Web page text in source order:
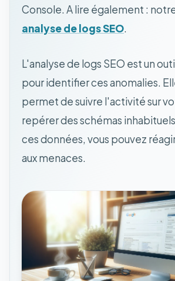
Console. A lire également :
analyse de logs SEO.
L'analyse de logs SEO est un
pour identifier ces anomalies.
permet de suivre l'activité sur
repérer des schémas
ces données, vous pouvez
aux menaces.